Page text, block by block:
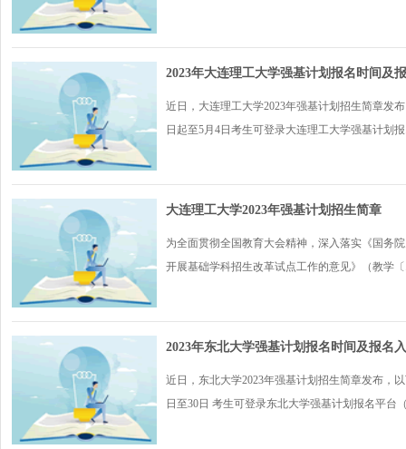
2023年大连理工大学强基计划报名时间及
近日，大连理工大学2023年强基计划招生简章发
日起至5月4日考生可登录大连理工大学强基计划
大连理工大学2023年强基计划招生简章
为全面贯彻全国教育大会精神，深入落实《国务
开展基础学科招生改革试点工作的意见》（教学
2023年东北大学强基计划报名时间及报名
近日，东北大学2023年强基计划招生简章发布，
日至30日 考生可登录东北大学强基计划报名平台